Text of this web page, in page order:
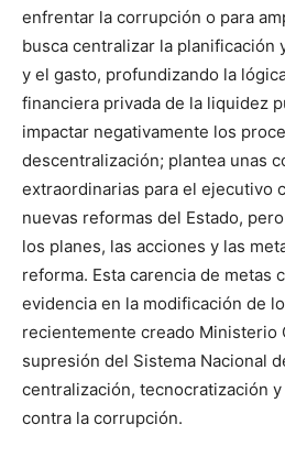
enfrentar la corrupción o para
busca centralizar la planificación
y el gasto, profundizando la
financiera privada de la liquidez
impactar negativamente los
descentralización; plantea unas
extraordinarias para el ejecutivo
nuevas reformas del Estado,
los planes, las acciones y las
reforma. Esta carencia de metas
evidencia en la modificación de
recientemente creado Ministerio
supresión del Sistema Nacional
centralización, tecnocratización
contra la corrupción.